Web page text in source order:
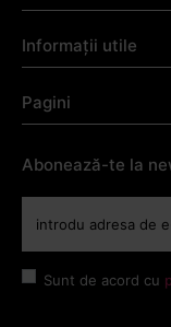
Informații utile
Pagini
Abonează-te la
Sunt de acord cu